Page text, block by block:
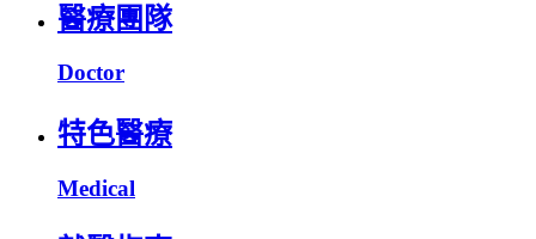
醫療團隊
Doctor
特色醫療
Medical